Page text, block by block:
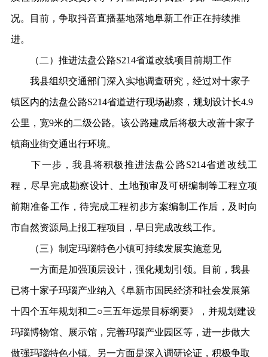
况。目前，争取抖音直播基地落地阜新工作正在持续推
进。
（二）推进法盘公路S214省道改线项目前期工作
我县组织交通部门深入实地调查研究，经过对十家子
镇区内的法盘公路S214省道进行现场勘察，规划设计长4.9
公里，宽9米的二级公路。该公路建成后将极大改善十家子
镇商业街交通出行环境。
下一步，我县将积极推进法盘公路S214省道改线工
程，尽早完成勘察设计、土地预审及可研编制等工程立项
前期准备工作，待完成工程初步方案编制工作后，及时向
市自然资源局上报工程项目，早日完成改线工作。
（三）制定玛瑙特色小镇可持续发展实施意见
一方面是加强顶层设计，强化规划引领。目前，我县
已将十家子玛瑙产业纳入《阜新市国民经济和社会发展第
十四个五年规划和二○三五年远景目标纲要》，并规划建设
玛瑙博物馆、展示馆，完善玛瑙产业园区等，进一步做大
做强玛瑙特色小镇。另一方面是深入调研论证，积极争取